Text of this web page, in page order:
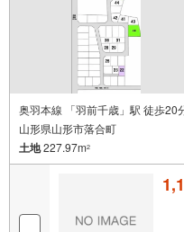
奥羽本線 「羽前千歳」駅 徒歩20
山形県山形市落合町
土地227.97m2